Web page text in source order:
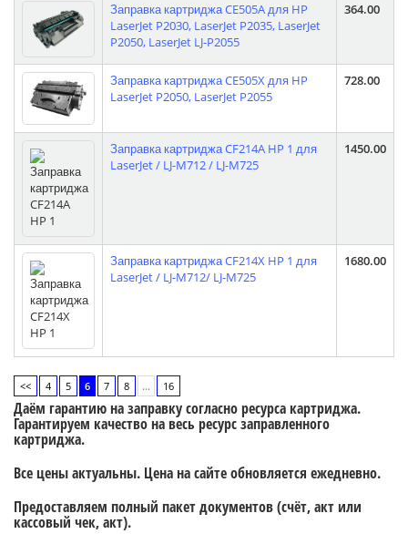
Заправка картриджа CE505A для HP
LaserJet P2030, LaserJet P2035, LaserJet
P2050, LaserJet LJ-P2055
364.00
Заправка картриджа CE505X для HP
LaserJet P2050, LaserJet P2055
728.00
Заправка картриджа CF214A HP 1 для
LaserJet / LJ-M712 / LJ-M725
1450.00
Заправка картриджа CF214X HP 1 для
LaserJet / LJ-M712/ LJ-M725
1680.00
<< 4 5 6 7 8 ... 16
Даём гарантию на заправку согласно ресурса картриджа.
Гарантируем качество на весь ресурс заправленного
картриджа.
Все цены актуальны. Цена на сайте обновляется ежедневно.
Предоставляем полный пакет документов (счёт, акт или
кассовый чек, акт).